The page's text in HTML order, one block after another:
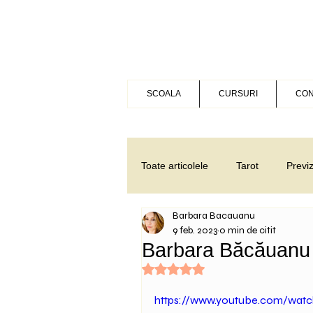
SCOALA CURSURI
Toate articolele Tarot
Meditatie Legea Atractiei
Dezvoltare spirituala
Barbara
Barbara Bacauanu
9 feb. 20230 min de citit
Evaluat(ă) cu NaN din 5 stele.
https://www.youtube.com/